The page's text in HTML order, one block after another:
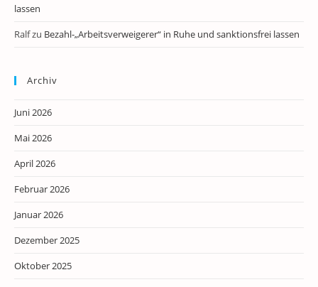
lassen
Ralfzu Bezahl-„Arbeitsverweigerer“ in Ruhe und sanktionsfrei lassen
Archiv
Juni 2026
Mai 2026
April 2026
Februar 2026
Januar 2026
Dezember 2025
Oktober 2025